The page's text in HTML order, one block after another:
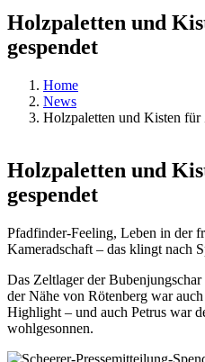
Holzpaletten und
gespendet
Home
News
Holzpaletten und Kisten für
Holzpaletten und
gespendet
Pfadfinder-Feeling, Leben in der
Kameradschaft – das klingt nach
Das Zeltlager der
der Nähe von Rötenberg war
Highlight – und auch Petrus war
wohlgesonnen.